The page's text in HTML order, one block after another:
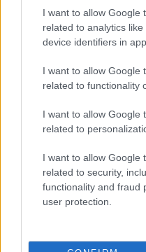
I want to allow Google
related to analytics
device identifiers in
I want to allow Google
related to functionality
I want to allow Google
related to
I want to allow Google
related to security,
functionality and fraud
user protection.
Η τυχόν απόφαση
Επιτροπής για
υποψηφίου, πρέπει
αιτιολογημένη σε
και υπογράφεται
Επιτροπής, στο
αναφέρονται με
οποίους
Σε περίπτωση που
οποία
πρακτικό που